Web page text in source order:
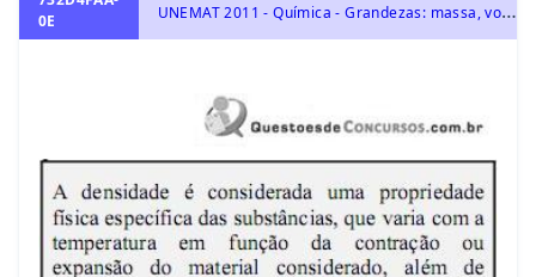
0E
U
NEMAT 2011 - Química - Grandezas: massa, volume, mol, massa molar, constante de Avogadro e Estequiometria., Representação das transformações químicas